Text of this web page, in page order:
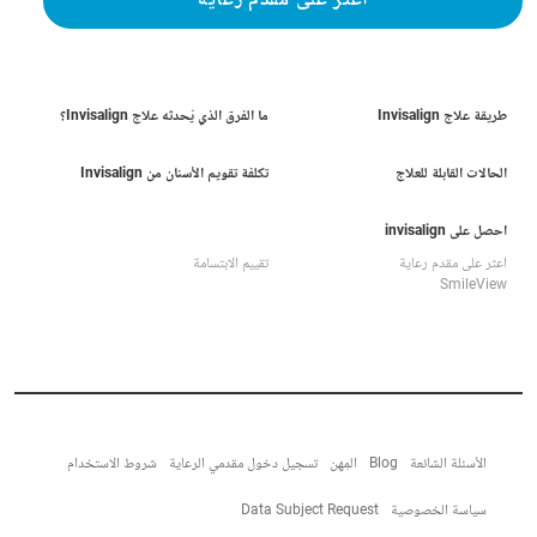
طريقة علاج Invisalign ما الفرق الذي يُحدثه علاج Invisalign؟
الحالات القابلة للعلاج تكلفة تقويم الأسنان من Invisalign
احصل على invisalign
اعثر على مقدم رعاية
تقييم الابتسامة
SmileView
الأسئلة الشائعة Blog المِهن تسجيل دخول مقدمي الرعاية شروط الاستخدام
سياسة الخصوصية Data Subject Request